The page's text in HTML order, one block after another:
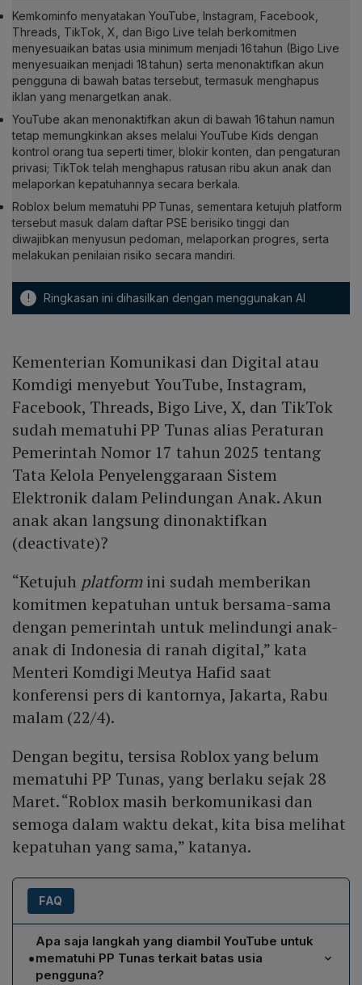
Kemkominfo menyatakan YouTube, Instagram, Facebook,
Threads, TikTok, X, dan Bigo Live telah berkomitmen
menyesuaikan batas usia minimum menjadi 16 tahun (Bigo Live
menyesuaikan menjadi 18 tahun) serta menonaktifkan akun
pengguna di bawah batas tersebut, termasuk menghapus
iklan yang menargetkan anak.
YouTube akan menonaktifkan akun di bawah 16 tahun namun
tetap memungkinkan akses melalui YouTube Kids dengan
kontrol orang tua seperti timer, blokir konten, dan pengaturan
privasi; TikTok telah menghapus ratusan ribu akun anak dan
melaporkan kepatuhannya secara berkala.
Roblox belum mematuhi PP Tunas, sementara ketujuh platform
tersebut masuk dalam daftar PSE berisiko tinggi dan
diwajibkan menyusun pedoman, melaporkan progres, serta
melakukan penilaian risiko secara mandiri.
! Ringkasan ini dihasilkan dengan menggunakan AI
Kementerian Komunikasi dan Digital atau
Komdigi menyebut YouTube, Instagram,
Facebook, Threads, Bigo Live, X, dan TikTok
sudah mematuhi PP Tunas alias Peraturan
Pemerintah Nomor 17 tahun 2025 tentang
Tata Kelola Penyelenggaraan Sistem
Elektronik dalam Pelindungan Anak. Akun
anak akan langsung dinonaktifkan
(deactivate)?
“Ketujuh platformini sudah memberikan
komitmen kepatuhan untuk bersama-sama
dengan pemerintah untuk melindungi anak-
anak di Indonesia di ranah digital,” kata
Menteri Komdigi Meutya Hafid saat
konferensi pers di kantornya, Jakarta, Rabu
malam (22/4).
Dengan begitu, tersisa Roblox yang belum
mematuhi PP Tunas, yang berlaku sejak 28
Maret. “Roblox masih berkomunikasi dan
semoga dalam waktu dekat, kita bisa melihat
kepatuhan yang sama,” katanya.
FAQ
•
Apa saja langkah yang diambil YouTube untuk
mematuhi PP Tunas terkait batas usia
pengguna?